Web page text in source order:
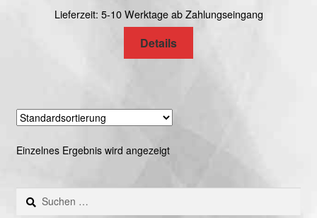
Lieferzeit: 5-10 Werktage ab Zahlungseingang
Details
Einzelnes Ergebnis wird angezeigt
Suchen
nach: